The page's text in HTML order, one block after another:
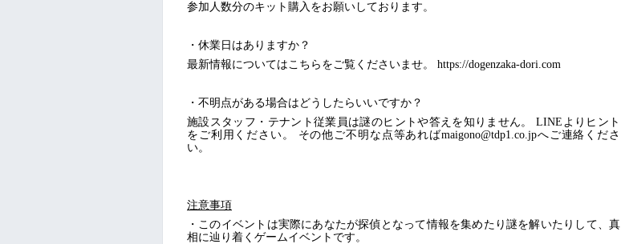
参加人数分のキット購入をお願いしております。
・休業日はありますか？
最新情報についてはこちらをご覧くださいませ。 https://dogenzaka-dori.com
・不明点がある場合はどうしたらいいですか？
施設スタッフ・テナント従業員は謎のヒントや答えを知りません。 LINEよりヒント
をご利用ください。 その他ご不明な点等あればmaigono@tdp1.co.jpへご連絡くださ
い。
注意事項
・このイベントは実際にあなたが探偵となって情報を集めたり謎を解いたりして、真
相に辿り着くゲームイベントです。